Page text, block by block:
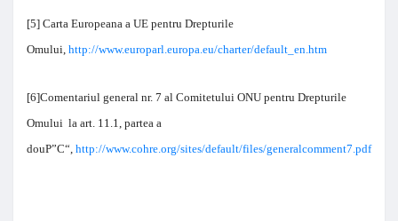
[5] Carta Europeana a UE pentru Drepturile
Omului, http://www.europarl.europa.eu/charter/default_en.htm
[6]Comentariul general nr. 7 al Comitetului ONU pentru Drepturile
Omului la art. 11.1, partea a
douР”С“, http://www.cohre.org/sites/default/files/generalcomment7.pdf